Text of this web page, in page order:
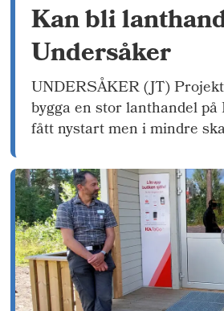
Kan bli
Undersåker
UNDERSÅKER (JT)
bygga en stor lanthandel
fått nystart men i mindre